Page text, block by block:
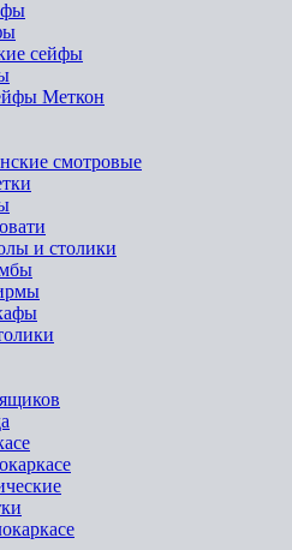
сейфы
Меткон
смотровые
и столики